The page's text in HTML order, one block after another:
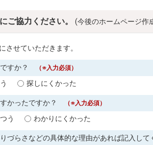
ご協力ください。 (今後のホームページ作
させていただきます。
ですか？ （※入力必須）
探しにくかった
かったですか？ （※入力必須）
う わかりにくかった
づらさなどの具体的な理由があれば記入して